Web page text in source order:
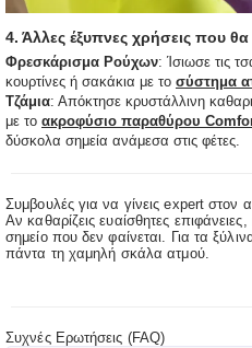
4. Άλλες έξυπνες χρήσεις που θα
Φρεσκάρισμα Ρούχων: Ίσιωσε τις
κουρτίνες ή σακάκια με το σύστημα
Τζάμια: Απόκτησε κρυστάλλινη
με το ακροφύσιο παραθύρου
δύσκολα σημεία ανάμεσα στις φέτες.
Συμβουλές για να γίνεις expert στον
Αν καθαρίζεις ευαίσθητες
σημείο που δεν φαίνεται. Για τα
πάντα τη χαμηλή σκάλα ατμού.
Συχνές Ερωτήσεις (FAQ)